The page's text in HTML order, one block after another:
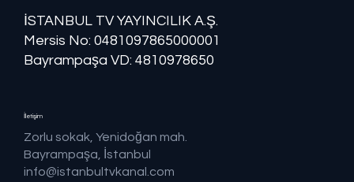
İSTANBUL TV YAYINCILIK A.Ş.
Mersis No: ​​0481097865000001
Bayrampaşa VD: 4810978650
İletişim
Zorlu sokak, Yenidoğan mah.
Bayrampaşa, İstanbul
info@istanbultvkanal.com